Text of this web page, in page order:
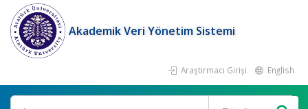
Akademik Veri Yönetim Sistemi
Araştırmacı Girişi English
Ara